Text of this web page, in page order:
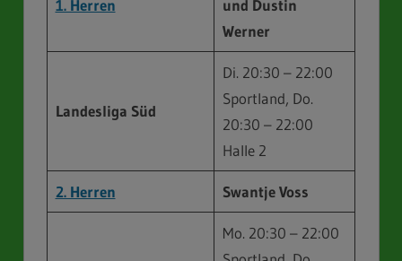
1. Herren
und Dustin
Werner
Landesliga Süd
Di. 20:30 – 22:00
Sportland, Do.
20:30 – 22:00
Halle 2
2. Herren Swantje Voss
Mo. 20:30 – 22:00